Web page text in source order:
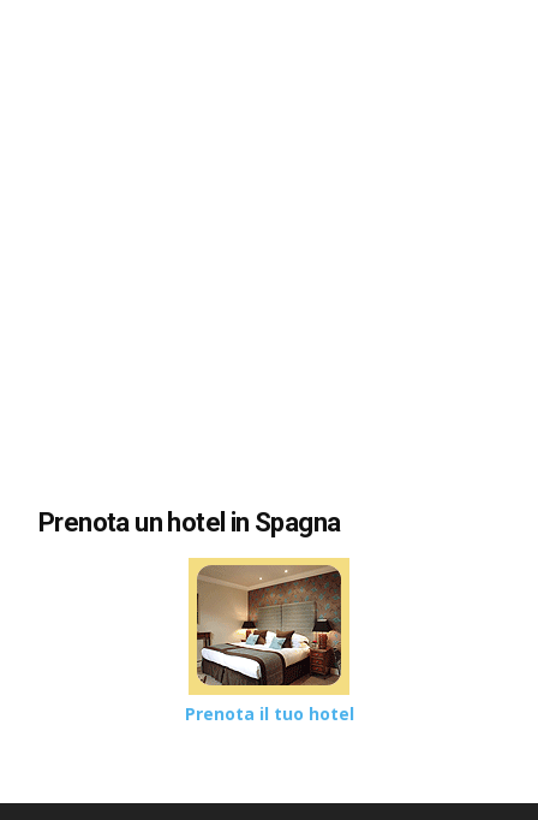
Prenota un hotel in Spagna
Prenota il tuo hotel